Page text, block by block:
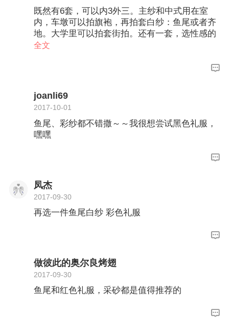
既然有6套，可以内3外三。主纱和中式用在室
内，车墩可以拍旗袍，再拍套白纱：鱼尾或者齐
地。大学里可以拍套街拍。还有一套，选性感的
晚礼服室内拍。
全文
joanli69
2017-10-01
鱼尾、彩纱都不错撒～～我很想尝试黑色礼服，
嘿嘿
凤杰
2017-09-30
再选一件鱼尾白纱 彩色礼服
做彼此的奥尔良烤翅
2017-09-30
鱼尾和红色礼服，采砂都是值得推荐的